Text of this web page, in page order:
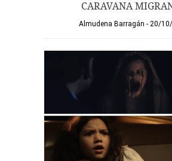
CARAVANA
Almudena Barragán 20/